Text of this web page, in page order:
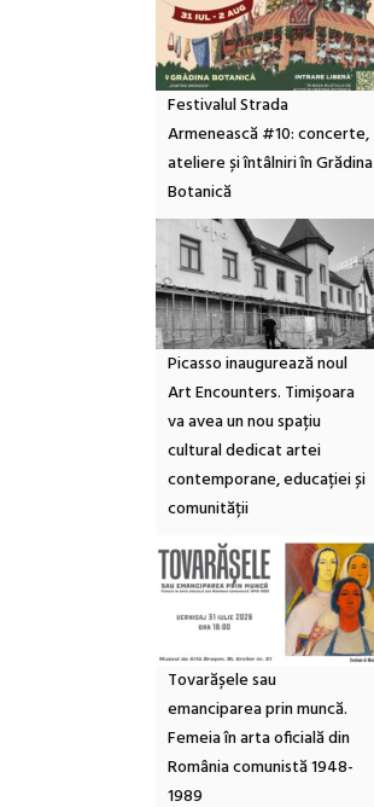
Festivalul Strada
Armenească #10: concerte,
ateliere și întâlniri în Grădina
Botanică
Picasso inaugurează noul
Art Encounters. Timișoara
va avea un nou spațiu
cultural dedicat artei
contemporane, educației și
comunității
Tovarășele sau
emanciparea prin muncă.
Femeia în arta oficială din
România comunistă 1948-
1989